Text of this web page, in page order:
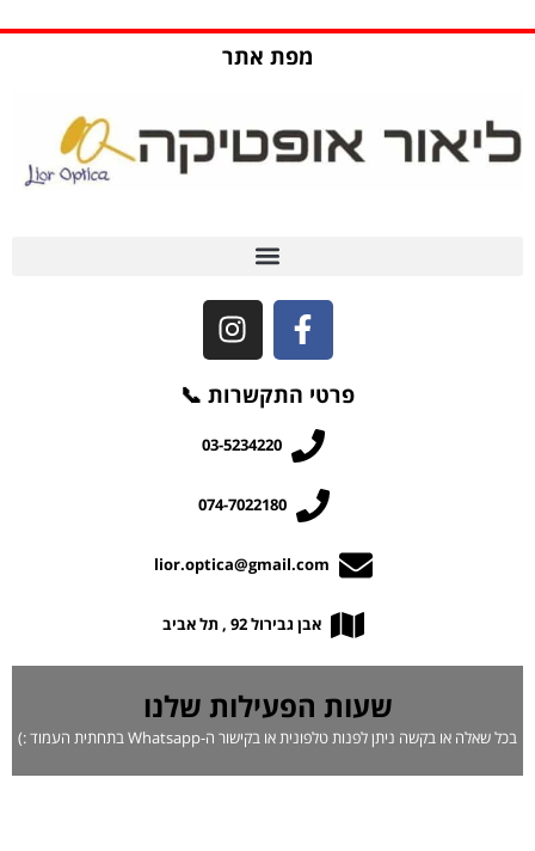
מפת אתר
פרטי התקשרות 📞
03-5234220
074-7022180
lior.optica@gmail.com
אבן גבירול 92 , תל אביב
שעות הפעילות שלנו
בכל שאלה או בקשה ניתן לפנות טלפונית או בקישור ה-Whatsapp בתחתית העמוד :)